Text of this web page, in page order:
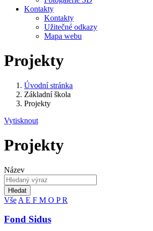
Kontakty
Kontakty
Užitečné odkazy
Mapa webu
Projekty
Úvodní stránka
Základní škola
Projekty
Vytisknout
Projekty
Název
Hledat
Vše A E F M O PR
Fond Sidus